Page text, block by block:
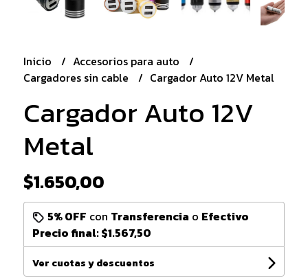
Inicio
Accesorios para auto
Cargadores sin cable
Cargador Auto 12V Metal
Cargador Auto 12V
Metal
$1.650,00
5% OFF con Transferencia o Efectivo
Precio final:$1.567,50
Ver cuotas y descuentos